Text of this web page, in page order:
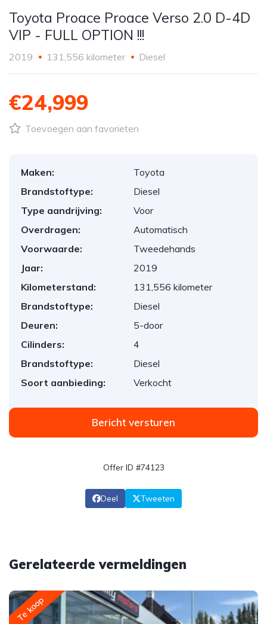
Toyota Proace Proace Verso 2.0 D-4D
VIP - FULL OPTION !!!
2019 131,556 kilometer Diesel
€24,999
Toevoegen aan favorieten
Maken:
Toyota
Brandstoftype:
Diesel
Type aandrijving:
Voor
Overdragen:
Automatisch
Voorwaarde:
Tweedehands
Jaar:
2019
Kilometerstand:
131,556 kilometer
Brandstoftype:
Diesel
Deuren:
5-door
Cilinders:
4
Brandstoftype:
Diesel
Soort aanbieding:
Verkocht
Bericht versturen
Offer ID #74123
Deel Tweeten
Gerelateerde vermeldingen
Te koop